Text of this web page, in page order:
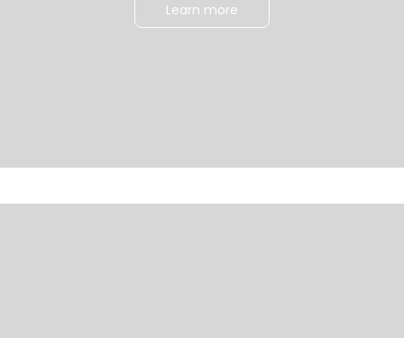
Learn more